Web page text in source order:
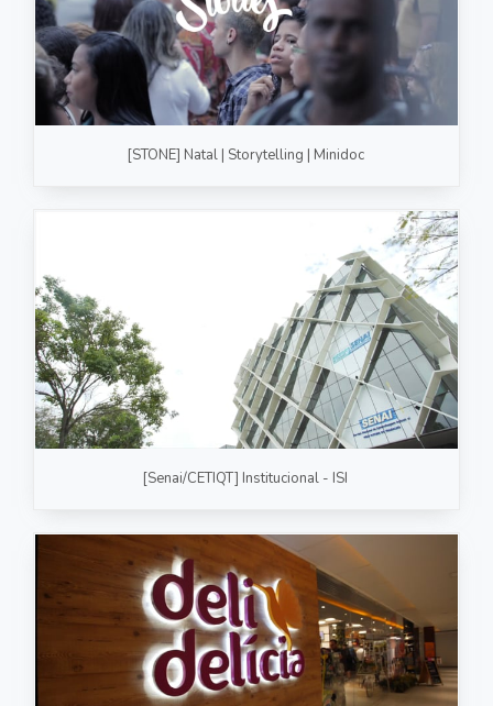
[STONE] Natal | Storytelling | Minidoc
[Senai/CETIQT] Institucional - ISI